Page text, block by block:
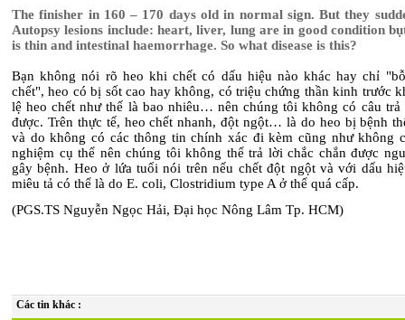
The finisher in 160 – 170 days old in normal sign. But they
Autopsy lesions include: heart, liver, lung are in good condition
is thin and intestinal haemorrhage. So what disease is this?
Bạn không nói rõ heo khi chết có dấu hiệu nào khác hay chỉ
chết", heo có bị sốt cao hay không, có triệu chứng thần kinh trước
lệ heo chết như thế là bao nhiêu… nên chúng tôi không có câu trả
được. Trên thực tế, heo chết nhanh, đột ngột… là do heo bị bệnh
và do không có các thông tin chính xác đi kèm cũng như không
nghiệm cụ thể nên chúng tôi không thể trả lời chắc chắn được
gây bệnh. Heo ở lứa tuổi nói trên nếu chết đột ngột và với dấu
miêu tả có thể là do E. coli, Clostridium type A ở thể quá cấp.
(PGS.TS Nguyễn Ngọc Hải, Đại học Nông Lâm Tp. HCM)
Các tin khác :